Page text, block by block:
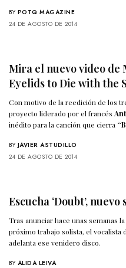
BY POTQ MAGAZINE
24 DE AGOSTO DE 2014
Mira el nuevo video de
Eyelids to Die with the
Con motivo de la reedición de los
proyecto liderado por el francés
inédito para la canción que cierra
BY JAVIER ASTUDILLO
24 DE AGOSTO DE 2014
Escucha ‘Doubt’,
Tras anunciar hace unas semanas
próximo trabajo solista, el vocalista
adelanta ese venidero disco.
BY ALIDA LEIVA